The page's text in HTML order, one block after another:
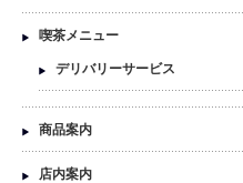
喫茶メニュー
デリバリーサービス
商品案内
店内案内